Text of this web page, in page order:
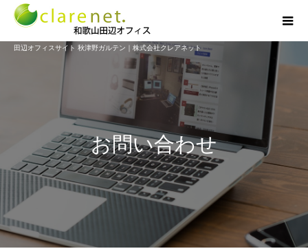
田辺オフィスサイト 秋津野ガルテン｜株式会社クレアネット
お問い合わせ